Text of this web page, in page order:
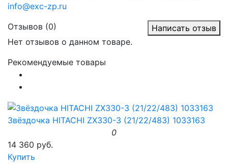
info@exc-zp.ru
Отзывов (0)
Написать отзыв
Нет отзывов о данном товаре.
Рекомендуемые товары
Звёздочка HITACHI ZX330-3 (21/22/483) 1033163
0
14 360 руб.
Купить